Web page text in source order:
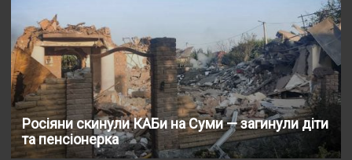
Росіяни скинули КАБи на Суми — загинули діти
та пенсіонерка